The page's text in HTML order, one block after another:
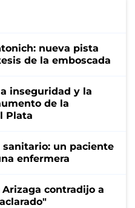
nueva pista
de la emboscada
inseguridad y la
de la
Plata
un paciente
enfermera
contradijo a